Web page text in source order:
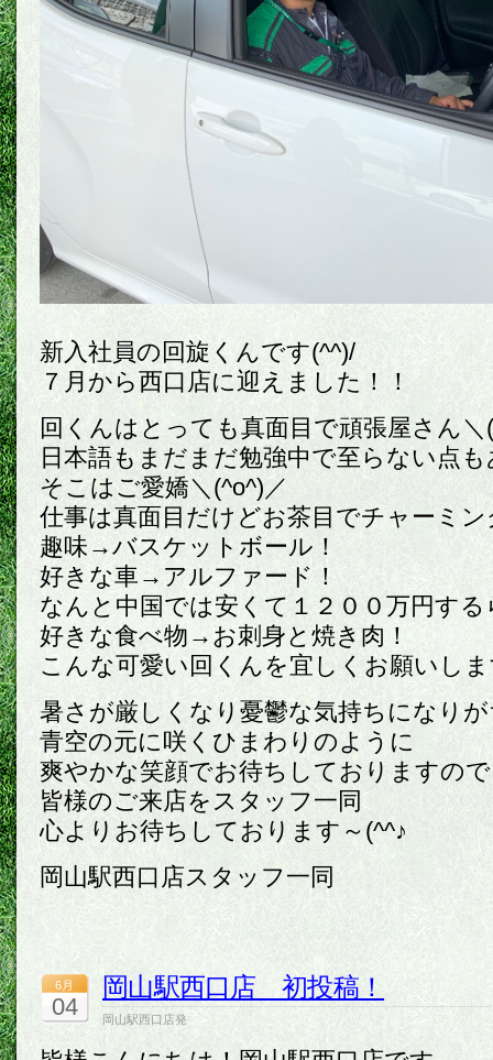
新入社員の回旋くんです(^^)/
７月から西口店に迎えました！！
回くんはとっても真面目で頑張屋さん＼
日本語もまだまだ勉強中で至らない点
そこはご愛嬌＼(^o^)／
仕事は真面目だけどお茶目でチャーミ
趣味→バスケットボール！
好きな車→アルファード！
なんと中国では安くて１２００万円す
好きな食べ物→お刺身と焼き肉！
こんな可愛い回くんを宜しくお願いし
暑さが厳しくなり憂鬱な気持ちになり
青空の元に咲くひまわりのように
爽やかな笑顔でお待ちしておりますので
皆様のご来店をスタッフ一同
心よりお待ちしております～(^^♪
岡山駅西口店スタッフ一同
6月
04
岡山駅西口店 初投稿！
岡山駅西口店発